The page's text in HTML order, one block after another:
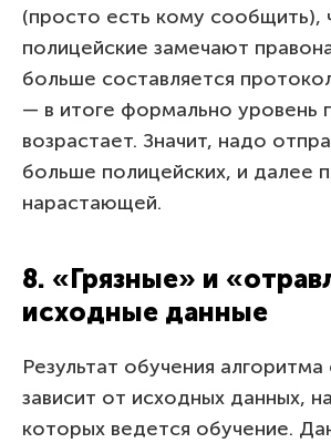
(просто есть кому сообщить),
полицейские замечают
больше составляется
— в итоге формально уровень
возрастает. Значит, надо
больше полицейских, и далее
нарастающей.
8. «Грязные» и
исходные данные
Результат обучения алгоритма
зависит от исходных данных,
которых ведется обучение.